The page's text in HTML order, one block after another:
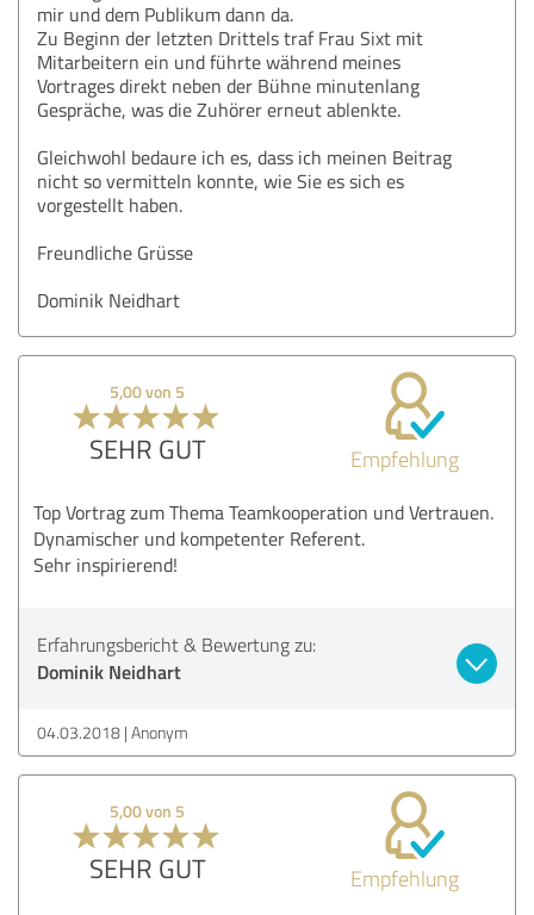
mir und dem Publikum dann da.
Zu Beginn der letzten Drittels traf Frau Sixt mit
Mitarbeitern ein und führte während meines
Vortrages direkt neben der Bühne minutenlang
Gespräche, was die Zuhörer erneut ablenkte.
Gleichwohl bedaure ich es, dass ich meinen Beitrag
nicht so vermitteln konnte, wie Sie es sich es
vorgestellt haben.
Freundliche Grüsse
Dominik Neidhart
5,00 von 5
SEHR GUT Empfehlung
Top Vortrag zum Thema Teamkooperation und Vertrauen.
Dynamischer und kompetenter Referent.
Sehr inspirierend!
Erfahrungsbericht & Bewertung zu:
Dominik Neidhart
04.03.2018 Anonym
5,00 von 5
SEHR GUT Empfehlung